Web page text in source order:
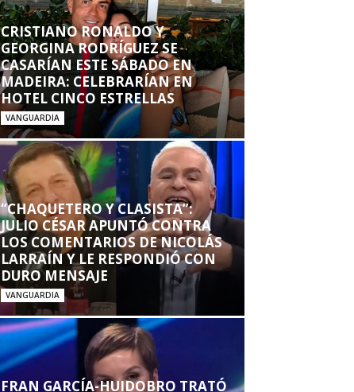
CRISTIANO RONALDO Y
GEORGINA RODRÍGUEZ SE
CASARÍAN ESTE SÁBADO EN
MADEIRA: CELEBRARÍAN EN
HOTEL CINCO ESTRELLAS
VANGUARDIA
“CHAQUETERO Y CLASISTA”:
JULIO CÉSAR APUNTÓ CONTRA
LOS COMENTARIOS DE NICOLÁS
LARRAÍN Y LE RESPONDIÓ CON
DURO MENSAJE
VANGUARDIA
FRAN GARCÍA-HUIDOBRO TRATÓ